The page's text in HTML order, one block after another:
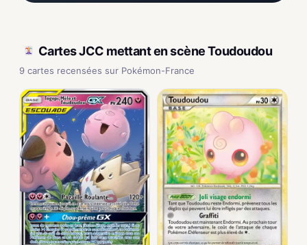
Cartes JCC mettant en scène Toudoudou
9 cartes recensées sur Pokémon-France